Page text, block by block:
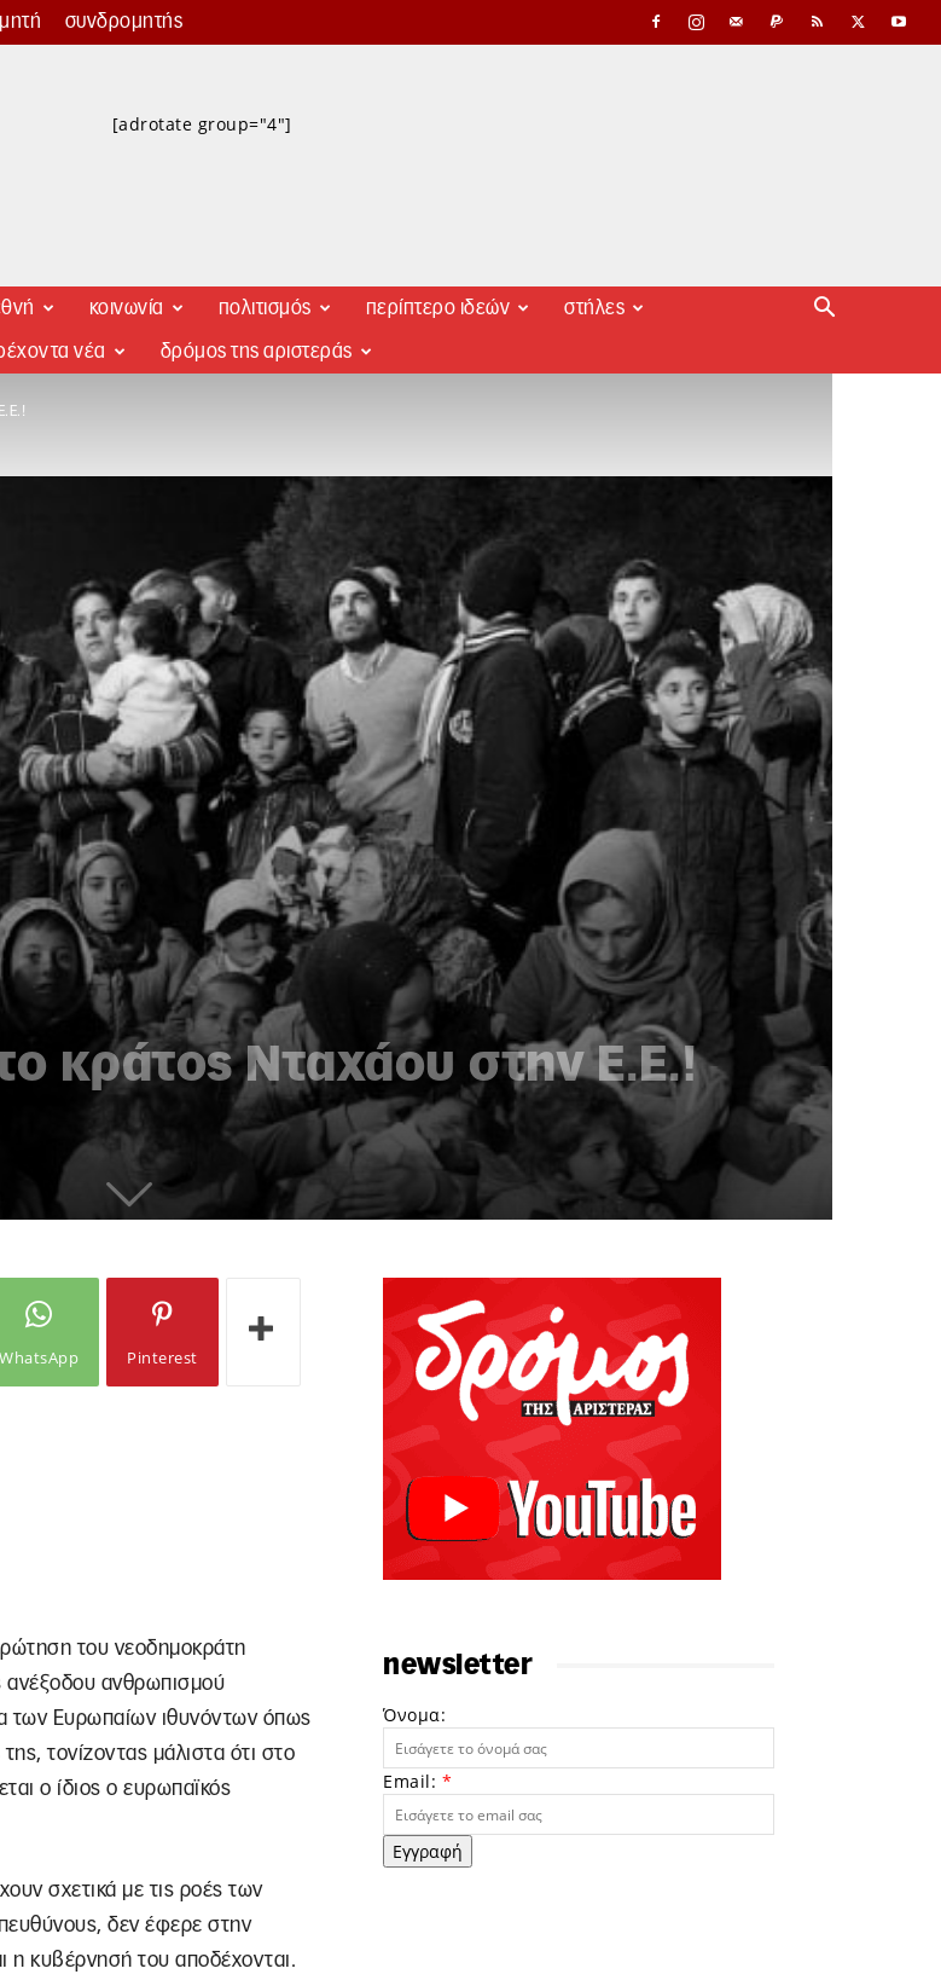
συνδρομητής
[adrotate group="4"]
κοινωνία πολιτισμός περίπτερο ιδεών στήλες
νέα δρόμος της αριστεράς
κράτος Νταχάου στην Ε.Ε.!
WhatsApp Pinterest
του νεοδημοκράτη
ανέξοδου ανθρωπισμού
των Eυρωπαίων ιθυνόντων όπως
τονίζοντας μάλιστα ότι στο
ο ίδιος ο ευρωπαϊκός
σχετικά με τις ροές των
δεν έφερε στην
η κυβέρνησή του αποδέχονται.
newsletter
Όνομα:
Email: *
Εγγραφή